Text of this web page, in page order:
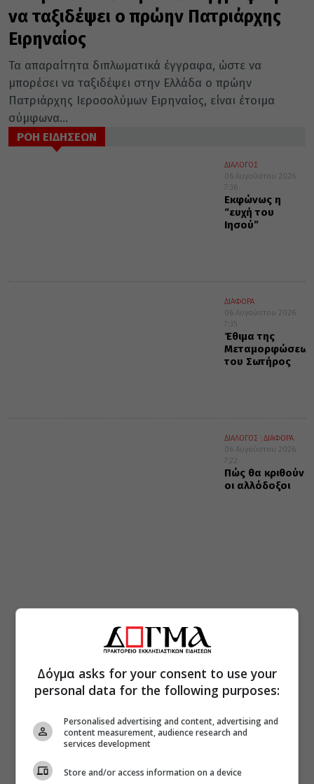
να ταξιδέψει ο πρώην Πατριάρχης
Ειρηναίος
Τα απαραίτητα διπλωματικά έγγραφα, ώστε να
μπορέσει να ταξιδέψει στην Ελλάδα ο πρώην
Πατριάρχης Ιεροσολύμων Ειρηναίος, είναι έτοιμα
σύμφωνα...
ΡΟΗ ΕΙΔΗΣΕΩΝ
ΔΙΑΛΟΓΟΣ
06 Αυγούστου 2026
7:36
Εκφώνως η
“ευχή του
Ιησού”
ΔΙΑΦΟΡΑ
06 Αυγούστου 2026
7:35
Έθιμα της
Μεταμορφώσεως
του Σωτήρος
ΔΙΑΛΟΓΟΣ
ΔΙΑΦΟΡΑ
06 Αυγούστου 2026
7:22
Πώς θα κριθούν
οι αλλόδοξοι
Δόγμα asks for your consent to use your
personal data for the following purposes:
Personalised advertising and content, advertising and
content measurement, audience research and
services development
Store and/or access information on a device